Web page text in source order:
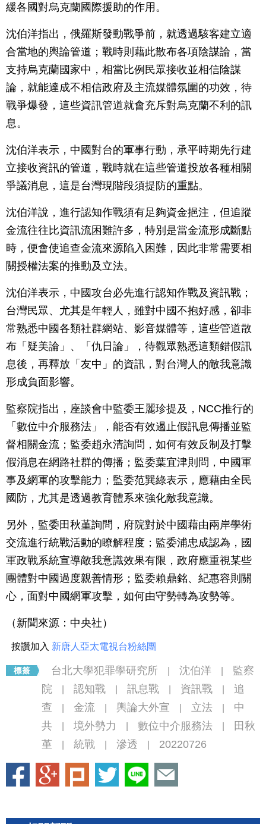
緩各國對烏克蘭國際援助的作用。
沈伯洋指出，俄羅斯發動戰爭前，就透過駭客建立適
合當地的輿論管道；戰時則藉此散布各項陰謀論，當
支持烏克蘭國家中，相當比例民眾接收並相信陰謀
論，就能達成不相信政府及主流媒體氛圍的功效，待
戰爭爆發，這些資訊管道就會充斥對烏克蘭不利的訊
息。
沈伯洋表示，中國對台的軍事行動，承平時期先行建
立接收資訊的管道，戰時就在這些管道投放各種相關
爭議消息，這是台灣現階段須提防的重點。
沈伯洋說，進行認知作戰須有足夠資金挹注，但追蹤
金流往往比資訊流困難許多，特別是當金流形成斷點
時，便會使追查金流來源陷入困難，因此非常需要相
關授權法案的推動及立法。
沈伯洋表示，中國攻台必先進行認知作戰及資訊戰；
台灣民眾、尤其是年輕人，雖對中國不抱好感，卻非
常熟悉中國各類社群網站、影音媒體等，這些管道散
布「疑美論」、「仇日論」，待觀眾熟悉這類錯假訊
息後，再釋放「友中」的資訊，對台灣人的敵我意識
形成負面影響。
監察院指出，座談會中監委王麗珍提及，NCC推行的
「數位中介服務法」，能否有效遏止假訊息傳播並監
督相關金流；監委趙永清詢問，如何有效反制及打擊
假消息在網路社群的傳播；監委葉宜津則問，中國軍
事及網軍的攻擊能力；監委范巽綠表示，應藉由全民
國防，尤其是透過教育體系來強化敵我意識。
另外，監委田秋堇詢問，府院對於中國藉由兩岸學術
交流進行統戰活動的瞭解程度；監委浦忠成認為，國
軍政戰系統宣導敵我意識效果有限，政府應重視某些
團體對中國過度親善情形；監委賴鼎銘、紀惠容則關
心，面對中國網軍攻擊，如何由守勢轉為攻勢等。
（新聞來源：中央社）
按讚加入 新唐人亞太電視台粉絲團
台北大學犯罪學研究所 沈伯洋
監察
院
認知戰 訊息戰 資訊戰
追
查
金流 輿論大外宣 立法
中
共
境外勢力 數位中介服務法
田秋
堇
統戰 滲透 20220726